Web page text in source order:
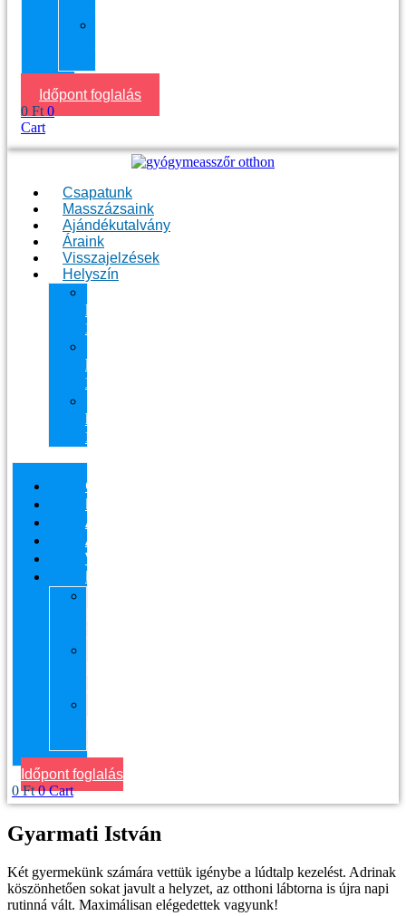
Időpont foglalás
0 Ft 0
Cart
Csapatunk
Masszázsaink
Ajándékutalvány
Áraink
Visszajelzések
Helyszín
kerület
Masszázs
kerület
Masszázs
házhoz
Budapesten
Csapatunk
Masszázsaink
Ajándékutalvány
Áraink
Visszajelzések
Helyszín
Időpont foglalás
0Ft 0 Cart
Gyarmati István
Két gyermekünk számára vettük igénybe a lúdtalp kezelést. Adrinak
köszönhetően sokat javult a helyzet, az otthoni lábtorna is újra napi
rutinná vált. Maximálisan elégedettek vagyunk!